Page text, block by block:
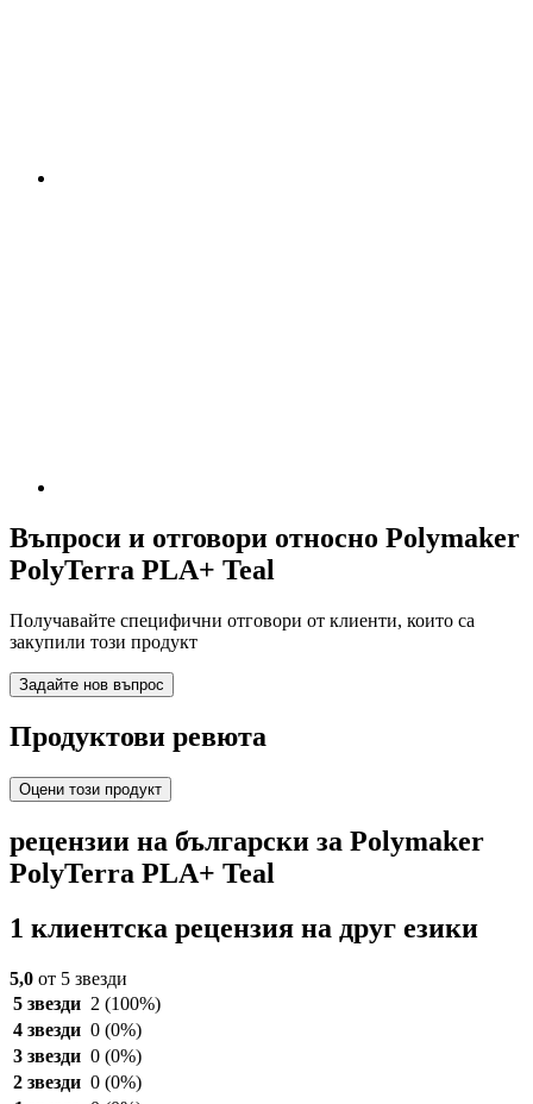
Въпроси и отговори относно Polymaker
PolyTerra PLA+ Teal
Получавайте специфични отговори от клиенти, които са
закупили този продукт
Задайте нов въпрос
Продуктови ревюта
Оцени този продукт
рецензии на български за Polymaker
PolyTerra PLA+ Teal
1 клиентска рецензия на друг езики
5,0 от 5 звезди
5 звезди 2 (100%)
4 звезди 0 (0%)
3 звезди 0 (0%)
2 звезди 0 (0%)